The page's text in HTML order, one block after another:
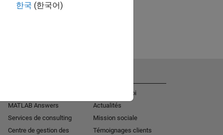
한국 (한국어)
MATLAB Answers
Services de consulting
Centre de gestion des
Offres d'emploi
Actualités
Mission sociale
Témoignages clients